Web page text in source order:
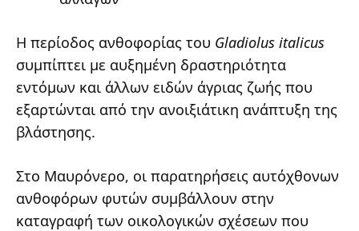
Η περίοδος ανθοφορίας του Gladiolus italicus
συμπίπτει με αυξημένη δραστηριότητα
εντόμων και άλλων ειδών άγριας ζωής που
εξαρτώνται από την ανοιξιάτικη ανάπτυξη της
βλάστησης.
Στο Μαυρόνερο, οι παρατηρήσεις αυτόχθονων
ανθοφόρων φυτών συμβάλλουν στην
καταγραφή των οικολογικών σχέσεων που